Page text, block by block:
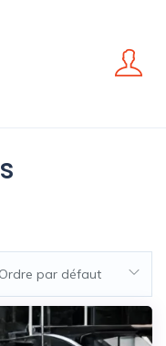
Ordre par défaut